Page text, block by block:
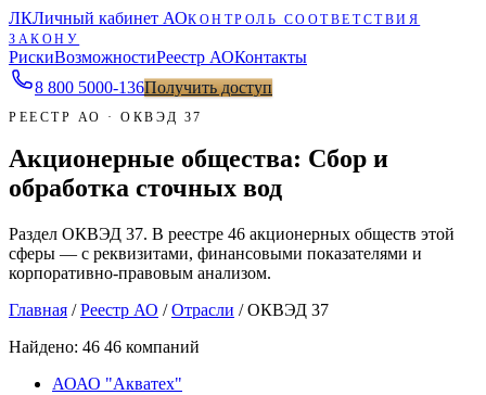
ЛКЛичный кабинет АОКОНТРОЛЬ СООТВЕТСТВИЯ
ЗАКОНУ
РискиВозможностиРеестр АОКонтакты
8 800 5000-136Получить доступ
РЕЕСТР АО · ОКВЭД 37
Акционерные общества: Сбор и
обработка сточных вод
Раздел ОКВЭД 37. В реестре 46 акционерных обществ этой
сферы — с реквизитами, финансовыми показателями и
корпоративно-правовым анализом.
Главная /Реестр АО /Отрасли /ОКВЭД 37
Найдено: 46 46 компаний
АОАО "Акватех"